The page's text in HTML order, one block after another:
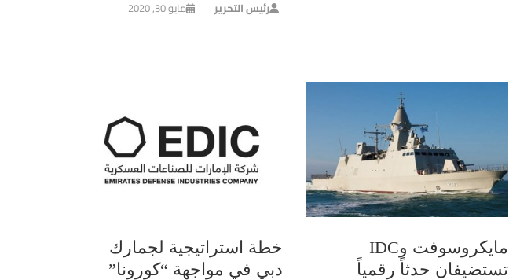
رئيس التحرير مايو 30, 2020
مايكروسوفت وIDC
تستضيفان حدثاً رقمياً
خطة استراتيجية لجمارك
دبي في مواجهة “كورونا”